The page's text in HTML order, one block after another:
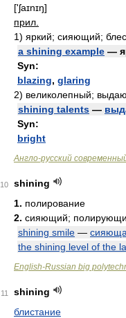
['ʃaɪnɪŋ]
прил.
1) яркий; сияющий;
a shining example —
Syn:
blazing, glaring
2) великолепный;
shining talents —
Syn:
bright
Англо-русский
10
shining
1. полирование
2. сияющий;
shining smile —
the shining level of the
English-Russian big
11
shining
блистание